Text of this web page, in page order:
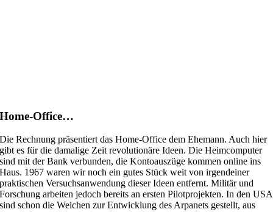
Home-Office…
Die Rechnung präsentiert das Home-Office dem Ehemann. Auch hier
gibt es für die damalige Zeit revolutionäre Ideen. Die Heimcomputer
sind mit der Bank verbunden, die Kontoauszüge kommen online ins
Haus. 1967 waren wir noch ein gutes Stück weit von irgendeiner
praktischen Versuchsanwendung dieser Ideen entfernt. Militär und
Forschung arbeiten jedoch bereits an ersten Pilotprojekten. In den USA
sind schon die Weichen zur Entwicklung des Arpanets gestellt, aus